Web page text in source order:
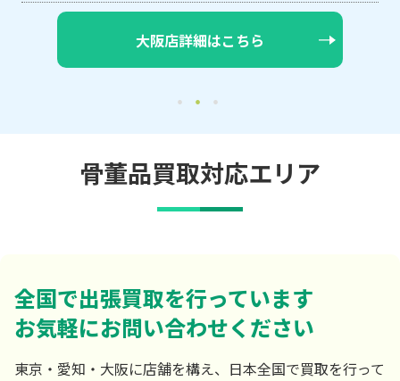
大阪店詳細はこちら
骨董品買取対応エリア
全国で出張買取を行っています
お気軽にお問い合わせください
東京・愛知・大阪に店舗を構え、日本全国で買取を行って